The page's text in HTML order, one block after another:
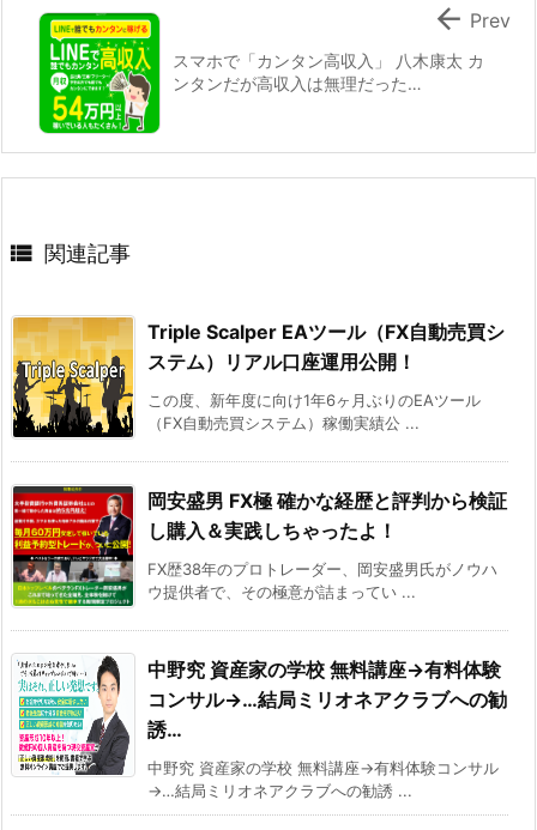
スマホで「カンタン高収入」 八木康太 カ
ンタンだが高収入は無理だった…
 Prev
 関連記事
Triple Scalper EAツール（FX自動売買シ
ステム）リアル口座運用公開！
この度、新年度に向け1年6ヶ月ぶりのEAツール
（FX自動売買システム）稼働実績公 ...
岡安盛男 FX極 確かな経歴と評判から検証
し購入＆実践しちゃったよ！
FX歴38年のプロトレーダー、岡安盛男氏がノウハ
ウ提供者で、その極意が詰まってい ...
中野究 資産家の学校 無料講座→有料体験
コンサル→…結局ミリオネアクラブへの勧
誘…
中野究 資産家の学校 無料講座→有料体験コンサル
→…結局ミリオネアクラブへの勧誘 ...